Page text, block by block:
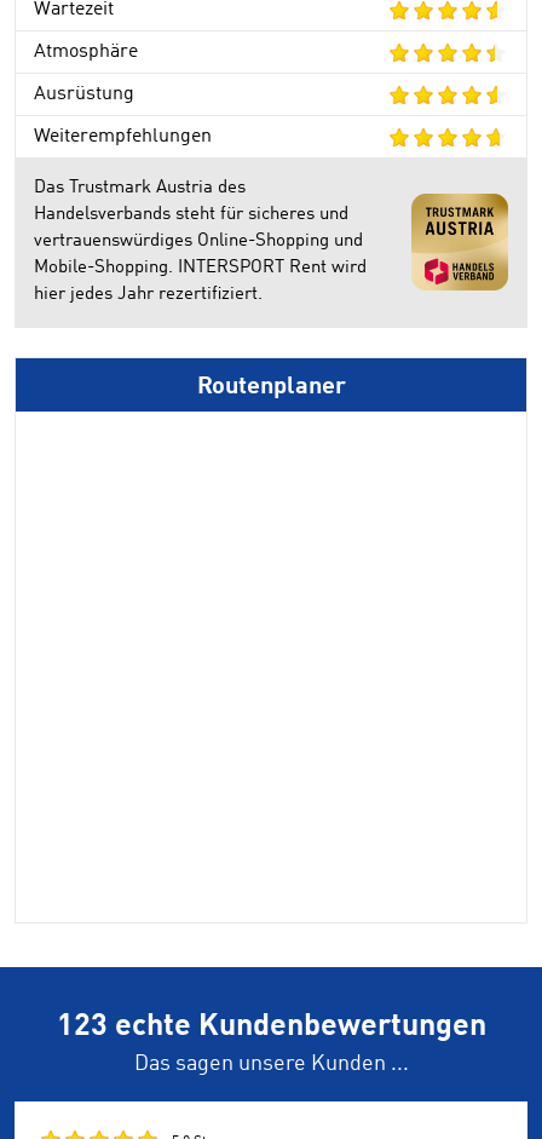
Wartezeit
Atmosphäre
Ausrüstung
Weiterempfehlungen
Das Trustmark Austria des
Handelsverbands steht für sicheres und
vertrauenswürdiges Online-Shopping und
Mobile-Shopping. INTERSPORT Rent wird
hier jedes Jahr rezertifiziert.
Routenplaner
123 echte Kundenbewertungen
Das sagen unsere Kunden ...